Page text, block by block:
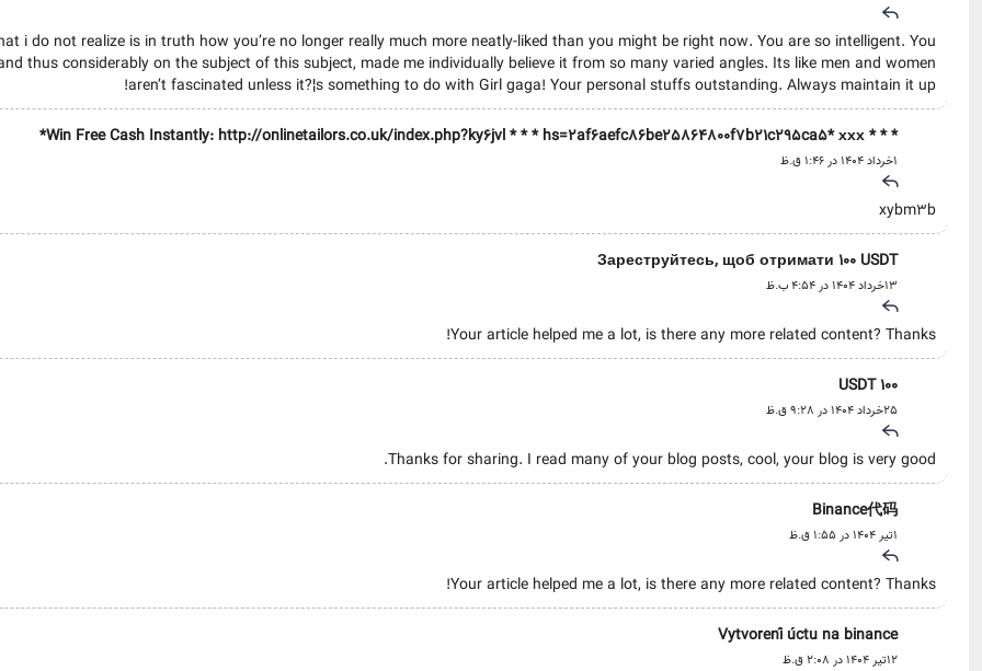
i do not realize is in truth how you’re no longer really much more neatly-liked than you might be right now. You are so intelligent. You
thus considerably on the subject of this subject, made me individually believe it from so many varied angles. Its like men and women
aren’t fascinated unless it?¦s something to do with Girl gaga! Your personal stuffs outstanding. Always maintain it up!
* * * Win Free Cash Instantly: http://onlinetailors.co.uk/index.php?ky6jvl * * * hs=2af6aefc86be25864800f7b21c295ca5* ххх*
1خرداد 1404 در 1:46 ق.ظ
xybm3b
Зареструйтесь, щоб отримати 100 USDT
13خرداد 1404 در 4:54 ب.ظ
Your article helped me a lot, is there any more related content? Thanks!
100 USDT
25خرداد 1404 در 9:28 ق.ظ
Thanks for sharing. I read many of your blog posts, cool, your blog is very good.
Binance代码
1تیر 1404 در 1:55 ق.ظ
Your article helped me a lot, is there any more related content? Thanks!
Vytvorení úctu na binance
12تیر 1404 در 2:08 ق.ظ